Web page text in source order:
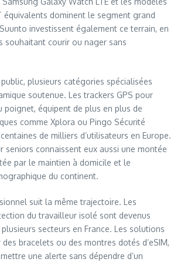
équivalents dominent le segment grand
investissent également ce terrain, en
souhaitant courir ou nager sans
plusieurs catégories spécialisées
soutenue. Les trackers GPS pour
poignet, équipent de plus en plus de
comme Xplora ou Pingo Sécurité
de milliers d’utilisateurs en Europe.
seniors connaissent eux aussi une montée
par le maintien à domicile et le
du continent.
suit la même trajectoire. Les
du travailleur isolé sont devenus
secteurs en France. Les solutions
des bracelets ou des montres dotés d’eSIM,
une alerte sans dépendre d’un